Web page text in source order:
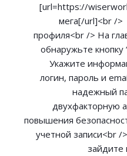
[url=https://
мега[/url]<br /
профиля<br /> На
обнаружьте кнопку
Укажите
логин, пароль и
надежный
двухфакторную
повышения
учетной записи<br /
зайдите